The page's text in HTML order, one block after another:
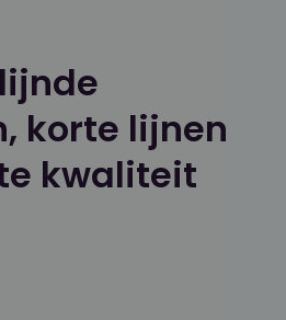
korte lijnen
kwaliteit